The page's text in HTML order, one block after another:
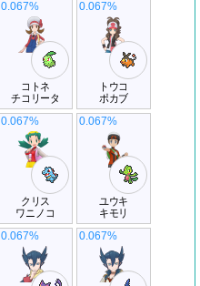
コトネ
チコリータ
0.067%
トウコ
ポカブ
0.067%
クリス
ワニノコ
0.067%
ユウキ
キモリ
0.067%
0.067% 0.067%